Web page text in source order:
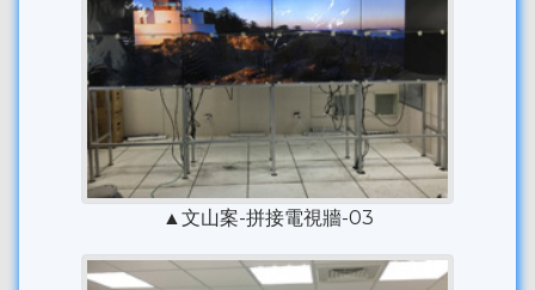
▲文山案-拼接電視牆-03